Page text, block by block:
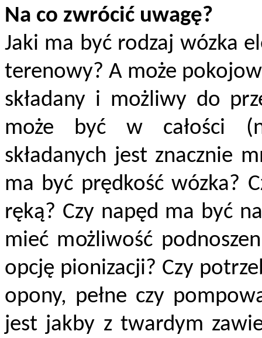
Na co zwrócić uwagę?
Jaki ma być rodzaj wózka
terenowy? A może
składany i możliwy do
może być w całości
składanych jest znacznie
ma być prędkość wózka?
ręką? Czy napęd ma być
mieć możliwość
opcję pionizacji? Czy
opony, pełne czy
jest jakby z twardym